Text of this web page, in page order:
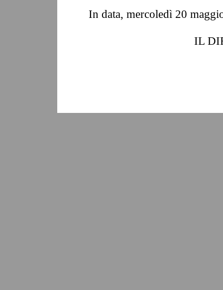
In data, mercoledì 20
IL